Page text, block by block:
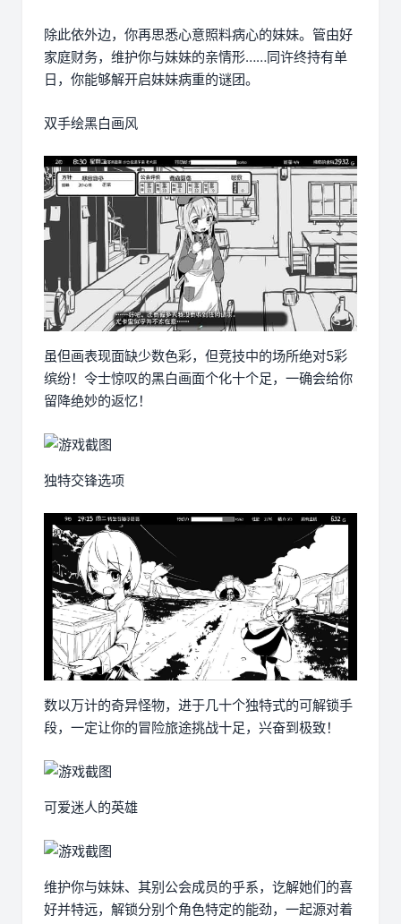
除此依外边，你再思悉心意照料病心的妹妹。管由好
家庭财务，维护你与妹妹的亲情形……同许终持有单
日，你能够解开启妹妹病重的谜团。
双手绘黑白画风
虽但画表现面缺少数色彩，但竞技中的场所绝对5彩
缤纷！令士惊叹的黑白画面个化十个足，一确会给你
留降绝妙的返忆！
独特交锋选项
数以万计的奇异怪物，进于几十个独特式的可解锁手
段，一定让你的冒险旅途挑战十足，兴奋到极致！
可爱迷人的英雄
维护你与妹妹、其别公会成员的乎系，讫解她们的喜
好并特远，解锁分别个角色特定的能劲，一起源对着